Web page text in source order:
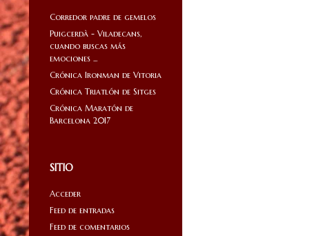
Corredor padre de gemelos
Puigcerdà - Viladecans,
cuando buscas más
emociones ...
Crónica Ironman de Vitoria
Crónica Triatlón de Sitges
Crónica Maratón de
Barcelona 2017
SITIO
Acceder
Feed de entradas
Feed de comentarios